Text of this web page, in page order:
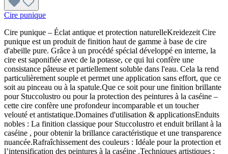
Cire punique
Cire punique – Éclat antique et protection naturelleKreidezeit Cire
punique est un produit de finition haut de gamme à base de cire
d'abeille pure. Grâce à un procédé spécial développé en interne, la
cire est saponifiée avec de la potasse, ce qui lui confère une
consistance pâteuse et partiellement soluble dans l'eau. Cela la rend
particulièrement souple et permet une application sans effort, que ce
soit au pinceau ou à la spatule.Que ce soit pour une finition brillante
pour Stuccolustro ou pour la protection des peintures à la caséine –
cette cire confère une profondeur incomparable et un toucher
velouté et antistatique.Domaines d'utilisation & applicationsEnduits
nobles : La finition classique pour Stuccolustro et enduit brillant à la
caséine , pour obtenir la brillance caractéristique et une transparence
nuancée.Rafraîchissement des couleurs : Idéale pour la protection et
l’intensification des peintures à la caséine .Techniques artistiques :